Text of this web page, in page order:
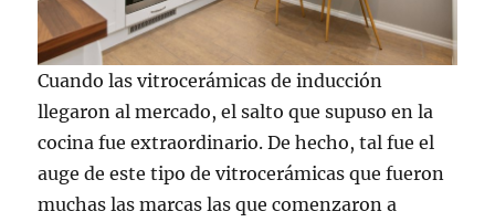
Cuando las vitrocerámicas de inducción
llegaron al mercado, el salto que supuso en la
cocina fue extraordinario. De hecho, tal fue el
auge de este tipo de vitrocerámicas que fueron
muchas las marcas las que comenzaron a